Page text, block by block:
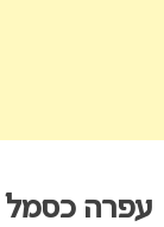
עפרה כסמל